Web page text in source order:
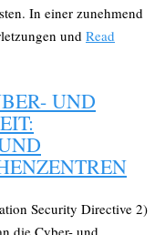
In einer zunehmend
und Read
UND
Security Directive 2)
die Cyber- und